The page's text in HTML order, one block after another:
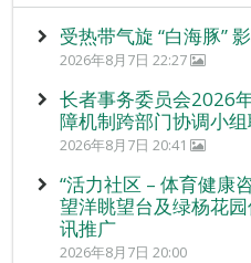
受热带气旋 “白海豚”
2026年8月7日 22:27
长者事务委员会2026
障机制跨部门协调小
2026年8月7日 20:41
“活力社区 – 体育健康
望洋眺望台及绿杨花
讯推广
2026年8月7日 20:00